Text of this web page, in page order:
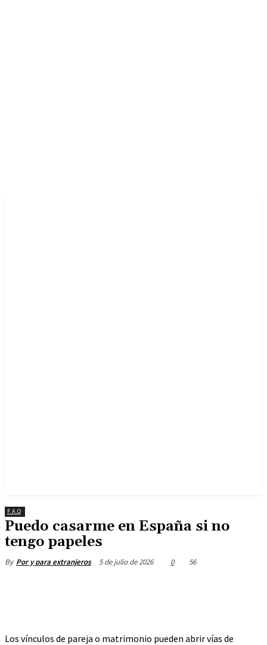
F.A.Q
Puedo casarme en España si no
tengo papeles
By Por y para extranjeros 5 de julio de 2026 0 56
Los vínculos de pareja o matrimonio pueden abrir vías de